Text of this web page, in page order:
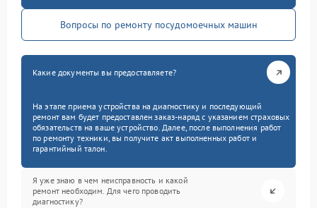
Вопросы по ремонту посудомоечных машин
Какие документы вы предоставляете?
На этапе приема устройства на диагностику и последующий
ремонт вам будет предоставлен заказ-наряд с указанием страховых
обязательств на ваше устройство. Далее, после выполнения работ
по ремонту техники, вы получите акт выполненных работ и
гарантийный талон.
Я уже знаю в чем неисправность и какой
ремонт необходим. Для чего проводить
диагностику?